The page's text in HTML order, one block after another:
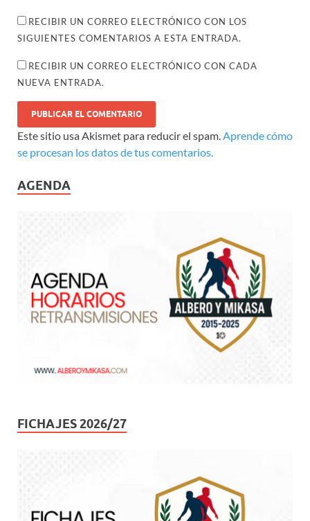
RECIBIR UN CORREO ELECTRÓNICO CON LOS
SIGUIENTES COMENTARIOS A ESTA ENTRADA.
RECIBIR UN CORREO ELECTRÓNICO CON CADA
NUEVA ENTRADA.
Este sitio usa Akismet para reducir el spam.Aprende cómo
se procesan los datos de tus comentarios.
AGENDA
FICHAJES 2026/27